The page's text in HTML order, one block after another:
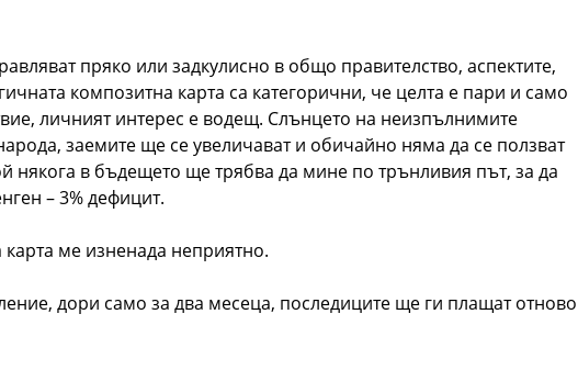
пряко или задкулисно в общо правителство, аспектите,
композитна карта са категорични, че целта е пари и само
личният интерес е водещ. Слънцето на неизпълнимите
заемите ще се увеличават и обичайно няма да се ползват
някога в бъдещето ще трябва да мине по трънливия път, за да
– 3% дефицит.
ме изненада неприятно.
дори само за два месеца, последиците ще ги плащат отново